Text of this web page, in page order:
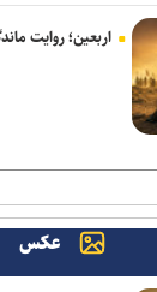
است/ تکذیب سهم ۱۱ درصدی ایران
روز خبرنگار
از سلاح دشمن
در خلیج‌ فارس،
اربعین؛ روایت
عکس